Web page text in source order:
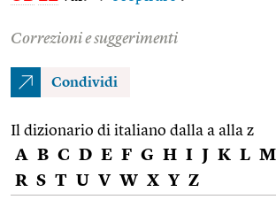
Correzioni e suggerimenti
Condividi
Il dizionario di italiano dalla a alla z
A B C D E F G H I J K L M
R S T U V W X Y Z